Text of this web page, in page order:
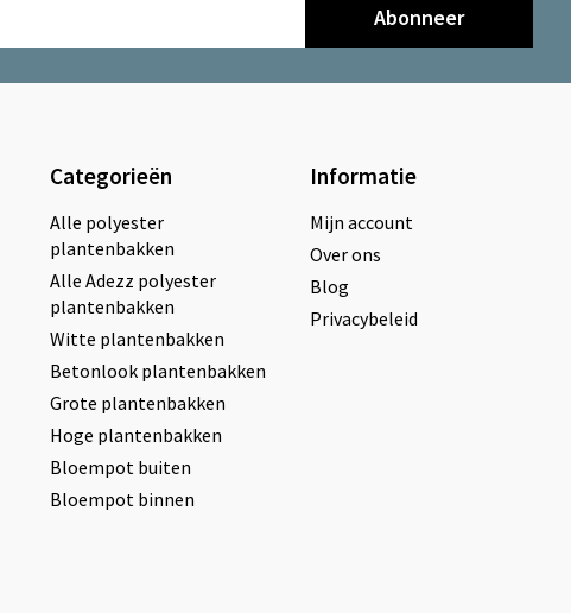
Abonneer
Categorieën
Alle polyester
plantenbakken
Alle Adezz polyester
plantenbakken
Witte plantenbakken
Betonlook plantenbakken
Grote plantenbakken
Hoge plantenbakken
Bloempot buiten
Bloempot binnen
Informatie
Mijn account
Over ons
Blog
Privacybeleid